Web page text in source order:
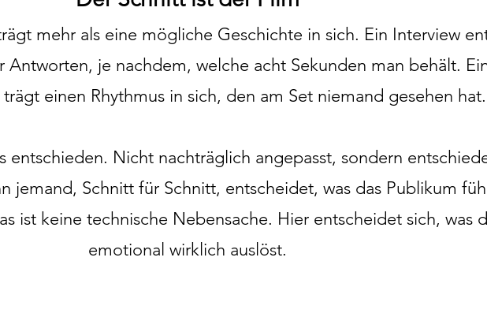
mehr als eine mögliche Geschichte in sich. Ein Interview
Antworten, je nachdem, welche acht Sekunden man behält.
einen Rhythmus in sich, den am Set niemand gesehen hat.
entschieden. Nicht nachträglich angepasst, sondern
jemand, Schnitt für Schnitt, entscheidet, was das Publikum
ist keine technische Nebensache. Hier entscheidet sich, was
emotional wirklich auslöst.